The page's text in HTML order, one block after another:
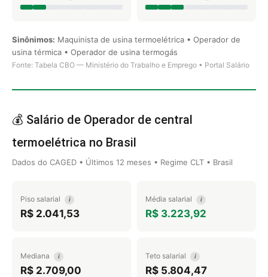
Sinônimos: Maquinista de usina termoelétrica • Operador de
usina térmica • Operador de usina termogás
Fonte: Tabela CBO — Ministério do Trabalho e Emprego • Portal Salário
💰 Salário de Operador de central
termoelétrica no Brasil
Dados do CAGED • Últimos 12 meses • Regime CLT • Brasil
Piso salarial i
R$ 2.041,53
Média salarial i
R$ 3.223,92
Mediana i
R$ 2.709,00
Teto salarial i
R$ 5.804,47